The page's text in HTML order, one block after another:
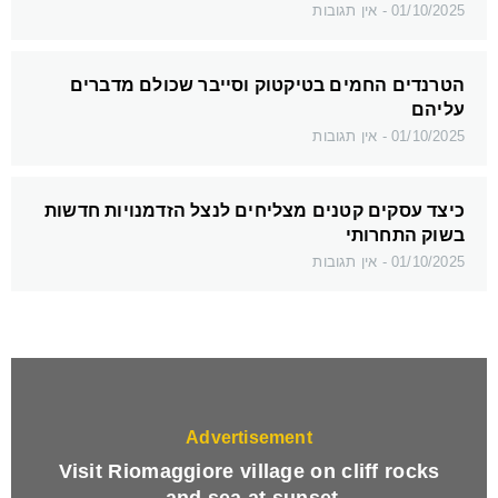
01/10/2025 אין תגובות
הטרנדים החמים בטיקטוק וסייבר שכולם מדברים
עליהם
01/10/2025 אין תגובות
כיצד עסקים קטנים מצליחים לנצל הזדמנויות חדשות
בשוק התחרותי
01/10/2025 אין תגובות
Advertisement
Visit Riomaggiore village on cliff rocks